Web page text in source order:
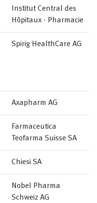
Institut Central des
Hôpitaux - Pharmacie
Spirig HealthCare AG
Axapharm AG
Farmaceutica
Teofarma Suisse SA
Chiesi SA
Nobel Pharma
Schweiz AG